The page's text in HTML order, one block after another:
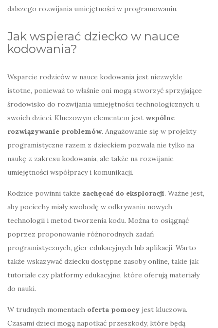
dalszego rozwijania umiejętności w programowaniu.
Jak wspierać dziecko w nauce
kodowania?
Wsparcie rodziców w nauce kodowania jest niezwykle
istotne, ponieważ to właśnie oni mogą stworzyć sprzyjające
środowisko do rozwijania umiejętności technologicznych u
swoich dzieci. Kluczowym elementem jest wspólne
rozwiązywanie problemów. Angażowanie się w projekty
programistyczne razem z dzieckiem pozwala nie tylko na
naukę z zakresu kodowania, ale także na rozwijanie
umiejętności współpracy i komunikacji.
Rodzice powinni także zachęcać do eksploracji. Ważne jest,
aby pociechy miały swobodę w odkrywaniu nowych
technologii i metod tworzenia kodu. Można to osiągnąć
poprzez proponowanie różnorodnych zadań
programistycznych, gier edukacyjnych lub aplikacji. Warto
także wskazywać dziecku dostępne zasoby online, takie jak
tutoriale czy platformy edukacyjne, które oferują materiały
do nauki.
W trudnych momentach oferta pomocy jest kluczowa.
Czasami dzieci mogą napotkać przeszkody, które będą